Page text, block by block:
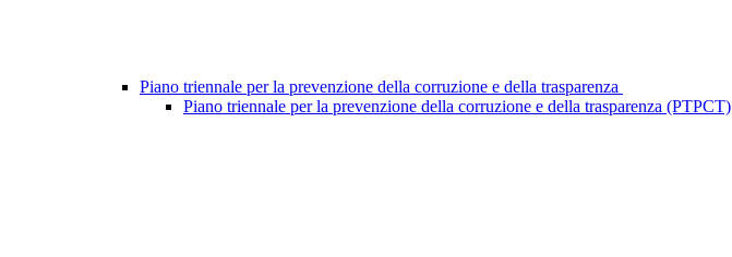
Piano triennale per la prevenzione della corruzione e della trasparenza
Piano triennale per la prevenzione della corruzione e della trasparenza (PTPCT)